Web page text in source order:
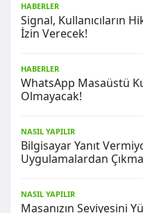
HABERLER
Signal, Kullanıcıların
İzin Verecek!
HABERLER
WhatsApp Masaüstü
Olmayacak!
NASIL YAPILIR
Bilgisayar Yanıt
Uygulamalardan
NASIL YAPILIR
Masanızın Seviyesini